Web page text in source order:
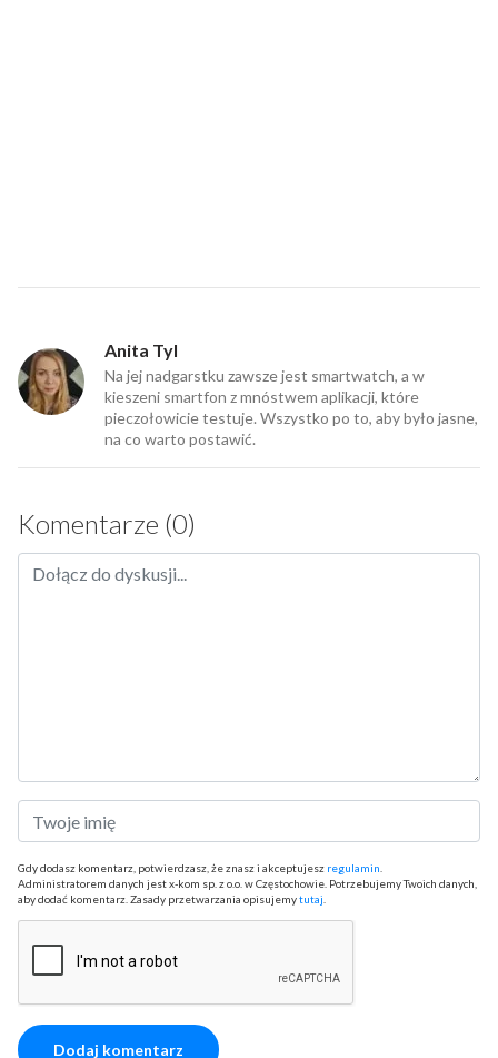
Anita Tyl
Na jej nadgarstku zawsze jest smartwatch, a w
kieszeni smartfon z mnóstwem aplikacji, które
pieczołowicie testuje. Wszystko po to, aby było jasne,
na co warto postawić.
Komentarze (0)
Gdy dodasz komentarz, potwierdzasz, że znasz i akceptujesz regulamin.
Administratorem danych jest x-kom sp. z o.o. w Częstochowie. Potrzebujemy Twoich danych,
aby dodać komentarz. Zasady przetwarzania opisujemytutaj.